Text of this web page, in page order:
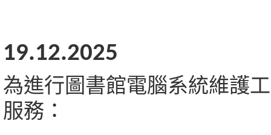
19.12.2025
為進行圖書館電腦系統維護
服務：